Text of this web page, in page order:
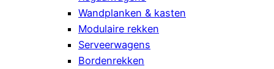
Wandplanken & kasten
Modulaire rekken
Serveerwagens
Bordenrekken